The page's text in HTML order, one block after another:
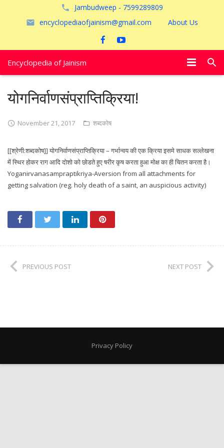
Jambudweep - 7599289809
encyclopediaofjainism@gmail.com
About Us
Encyclopedia of Jainism
अयोध्या
योगनिर्वाणसंप्राप्तिक्रिया!
November 21, 2017 शब्दकोष
[[श्रेणी:शब्दकोष]] योगनिर्वाणसंप्राप्तिक्रिया – गर्भान्वय की एक क्रिया इसमे साधक सल्लेखना
में स्थिर होकर राग आदि दोशो को छोडते हुए षरीर कृष करता हुआ मोक्ष का ही चितन करता है।
Yoganirvanasampraptikriya-Aversion from all attachments for
getting salvation (reg. holy death of a saint, an auspicious activity)
PREVIOUS POST NEXT POST
Privacy Policy